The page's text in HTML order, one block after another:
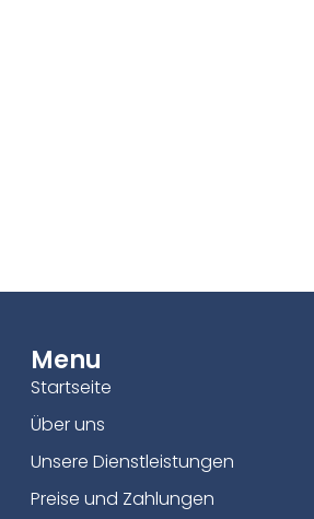
Menu
Startseite
Über uns
Unsere Dienstleistungen
Preise und Zahlungen